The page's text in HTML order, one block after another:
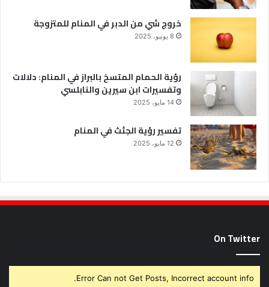
خروج شي من الدبر في المنام للمتزوجة
8 يونيو، 2025
رؤية الحمام المتسخ بالبراز في المنام: دلالات
وتفسيرات ابن سيرين والنابلسي
14 مايو، 2025
تفسير رؤية الجثث في المنام
12 مايو، 2025
On Twitter
Error Can not Get Posts, Incorrect account info.